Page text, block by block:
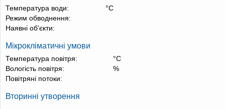
Температура води:
°С
Режим обводнення:
Наявні об'єкти:
Мікрокліматичні умови
Температура повітря:
°С
Вологість повітря:
%
Повітряні потоки:
Вторинні утворення